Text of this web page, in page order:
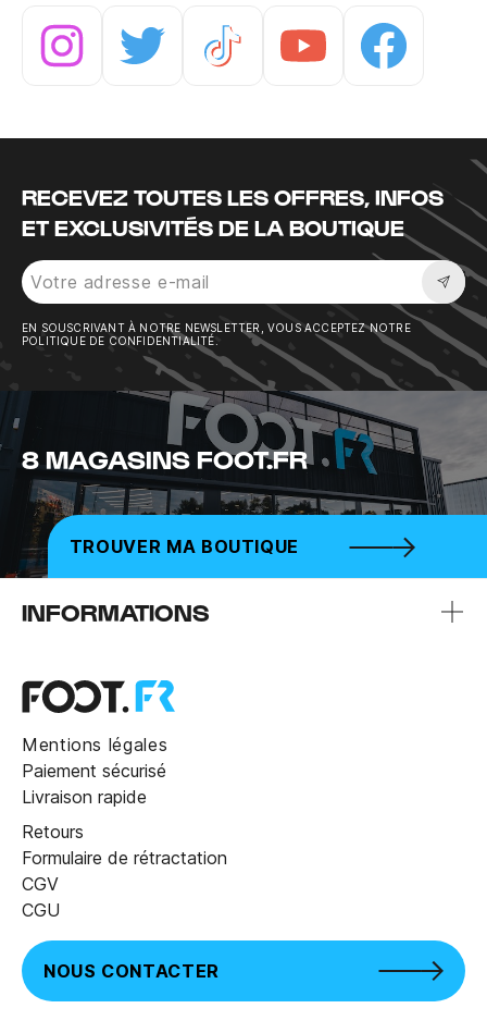
RECEVEZ TOUTES LES OFFRES, INFOS
ET EXCLUSIVITÉS DE LA BOUTIQUE
EN SOUSCRIVANT À NOTRE NEWSLETTER, VOUS ACCEPTEZ NOTRE
POLITIQUE DE CONFIDENTIALITÉ.
8 MAGASINS FOOT.FR
TROUVER MA BOUTIQUE
INFORMATIONS
Mentions légales
Paiement sécurisé
Livraison rapide
Retours
Formulaire de rétractation
CGV
CGU
NOUS CONTACTER